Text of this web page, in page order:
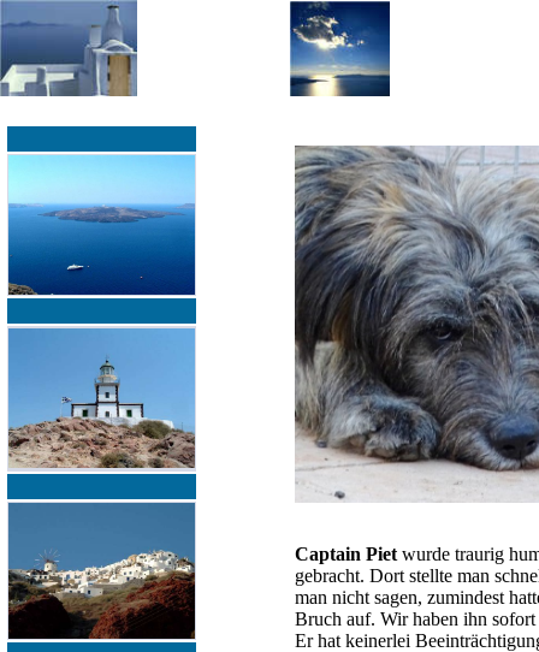
Captain Piet wurde traurig
gebracht. Dort stellte man
man nicht sagen, zumindest
Bruch auf. Wir haben ihn
Er hat keinerlei